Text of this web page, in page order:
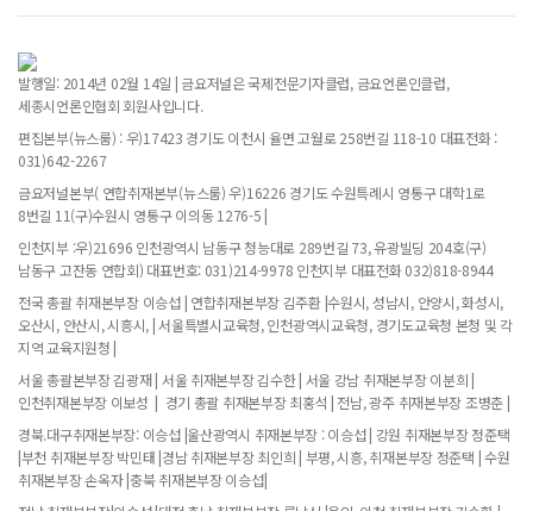
발행일: 2014년 02월 14일 | 금요저널은 국제전문기자클럽, 금요언론인클럽,
세종시언론인협회 회원사입니다.
편집본부(뉴스룸) : 우)17423 경기도 이천시 율면 고월로 258번길 118-10 대표전화 :
031)642-2267
금요저널본부( 연합취재본부(뉴스룸) 우)16226 경기도 수원특례시 영통구 대학1로
8번길 11(구)수원시 영통구 이의동 1276-5 |
인천지부 :우)21696 인천광역시 남동구 청능대로 289번길 73, 유광빌딩 204호(구)
남동구 고잔동 연합회) 대표번호: 031)214-9978 인천지부 대표전화 032)818-8944
전국 총괄 취재본부장 이승섭 | 연합취재본부장 김주환 |수원시, 성남시, 안양시, 화성시,
오산시, 안산시, 시흥시, | 서울특별시교육청, 인천광역시교육청, 경기도교육청 본청 및 각
지역 교육지원청 |
서울 총괄본부장 김광재 | 서울 취재본부장 김수한 | 서울 강남 취재본부장 이분희 |
인천취재본부장 이보성 | 경기 총괄 취재본부장 최홍석 | 전남, 광주 취재본부장 조병춘 |
경북.대구취재본부장: 이승섭 |울산광역시 취재본부장 : 이승섭 | 강원 취재본부장 정준택
|부천 취재본부장 박민태 |경남 취재본부장 최인희 | 부평, 시흥, 취재본부장 정준택 | 수원
취재본부장 손옥자 |충북 취재본부장 이승섭|